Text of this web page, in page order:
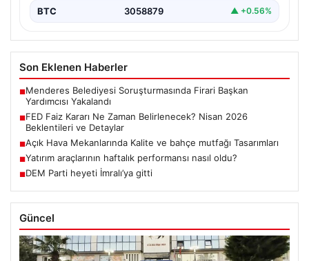
BTC 3058879 ▲ +0.56%
Son Eklenen Haberler
■Menderes Belediyesi Soruşturmasında Firari Başkan
Yardımcısı Yakalandı
■FED Faiz Kararı Ne Zaman Belirlenecek? Nisan 2026
Beklentileri ve Detaylar
■Açık Hava Mekanlarında Kalite ve bahçe mutfağı Tasarımları
■Yatırım araçlarının haftalık performansı nasıl oldu?
■DEM Parti heyeti İmralı’ya gitti
Güncel